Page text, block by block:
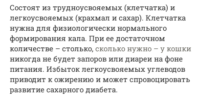
Состоят из трудноусвояемых (клетчатка) и
легкоусвояемых (крахмал и сахар). Клетчатка
нужна для физиологически нормального
формирования кала. При ее достаточном
количестве – столько, сколько нужно – у кошки
никогда не будет запоров или диареи на фоне
питания. Избыток легкоусвояемых углеводов
приводит к ожирению и может спровоцировать
развитие сахарного диабета.